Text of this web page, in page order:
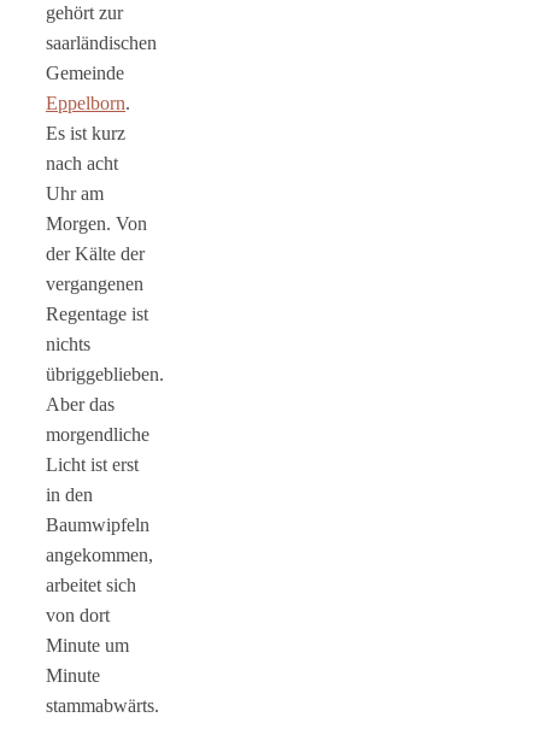
gehört zur
saarländischen
Gemeinde
Eppelborn.
Es ist kurz
nach acht
Uhr am
Morgen. Von
der Kälte der
vergangenen
Regentage ist
nichts
übriggeblieben.
Aber das
morgendliche
Licht ist erst
in den
Baumwipfeln
angekommen,
arbeitet sich
von dort
Minute um
Minute
stammabwärts.